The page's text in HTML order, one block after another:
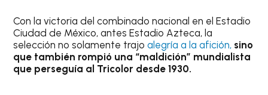
Con la victoria del combinado nacional en el Estadio
Ciudad de México, antes Estadio Azteca, la
selección no solamente trajoalegría a la afición, sino
que también rompió una “maldición” mundialista
que perseguía al Tricolor desde 1930.